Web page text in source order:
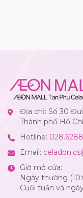
Địa chỉ: Số 30
Thành phố Hồ
Hotline:
Email:
Giờ mở cửa:
Ngày thường
Cuối tuần và